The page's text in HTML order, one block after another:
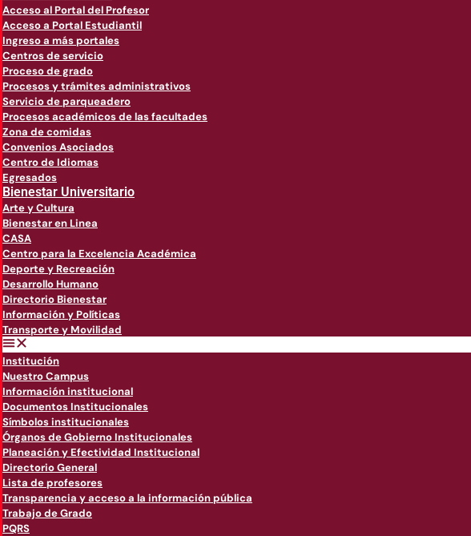
Acceso al Portal del Profesor
Acceso a Portal Estudiantil
Ingreso a más portales
Centros de servicio
Proceso de grado
Procesos y trámites administrativos
Servicio de parqueadero
Procesos académicos de las facultades
Zona de comidas
Convenios Asociados
Centro de Idiomas
Egresados
Bienestar Universitario
Arte y Cultura
Bienestar en Linea
CASA
Centro para la Excelencia Académica
Deporte y Recreación
Desarrollo Humano
Directorio Bienestar
Información y Políticas
Transporte y Movilidad
Institución
Nuestro Campus
Información institucional
Documentos Institucionales
Símbolos institucionales
Órganos de Gobierno Institucionales
Planeación y Efectividad Institucional
Directorio General
Lista de profesores
Transparencia y acceso a la información pública
Trabajo de Grado
PQRS